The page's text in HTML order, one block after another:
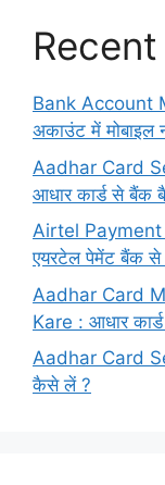
Bank Account
अकाउंट में
Aadhar Card
आधार कार्ड से
Airtel
एयरटेल पेमेंट बैंक से
Aadhar Card
Kare : आधार
Aadhar Card
कैसे लें ?